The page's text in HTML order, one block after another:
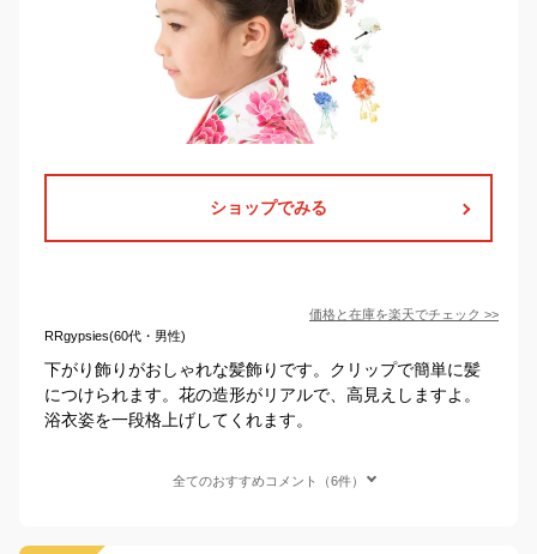
ショップでみる
価格と在庫を楽天でチェック >>
RRgypsies(60代・男性)
下がり飾りがおしゃれな髪飾りです。クリップで簡単に髪
につけられます。花の造形がリアルで、高見えしますよ。
浴衣姿を一段格上げしてくれます。
全てのおすすめコメント（6件）